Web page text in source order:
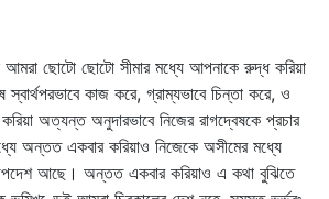
আমরা ছোটো ছোটো সীমার মধ্যে আপনাকে রুদ্ধ করিয়া
কাজ করে, গ্রাম্যভাবে চিন্তা করে, ও
অত্যন্ত অনুদারভাবে নিজের রাগদ্বেষকে প্রচার
অন্তত একবার করিয়াও নিজেকে অসীমের মধ্যে
উপদেশ আছে। অন্তত একবার করিয়াও এ কথা বুঝিতে